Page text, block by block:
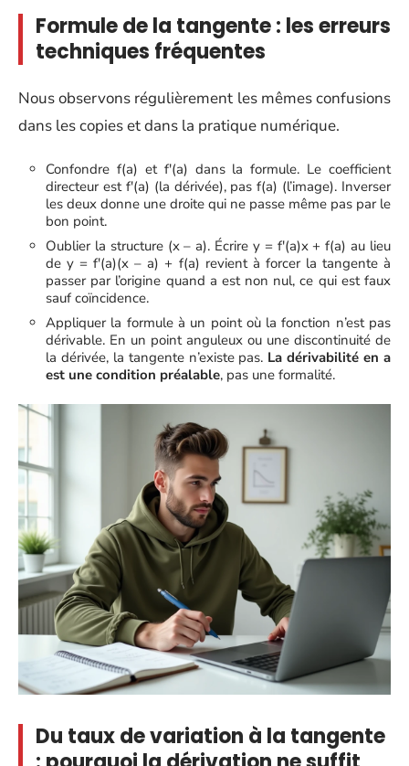
Formule de la tangente : les erreurs
techniques fréquentes
Nous observons régulièrement les mêmes confusions
dans les copies et dans la pratique numérique.
Confondre f(a) et f'(a) dans la formule. Le coefficient
directeur est f'(a) (la dérivée), pas f(a) (l’image). Inverser
les deux donne une droite qui ne passe même pas par le
bon point.
Oublier la structure (x – a). Écrire y = f'(a)x + f(a) au lieu
de y = f'(a)(x – a) + f(a) revient à forcer la tangente à
passer par l’origine quand a est non nul, ce qui est faux
sauf coïncidence.
Appliquer la formule à un point où la fonction n’est pas
dérivable. En un point anguleux ou une discontinuité de
la dérivée, la tangente n’existe pas. La dérivabilité en a
est une condition préalable, pas une formalité.
Du taux de variation à la tangente